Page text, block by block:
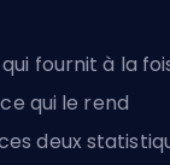
fournit à la
qui le rend
deux